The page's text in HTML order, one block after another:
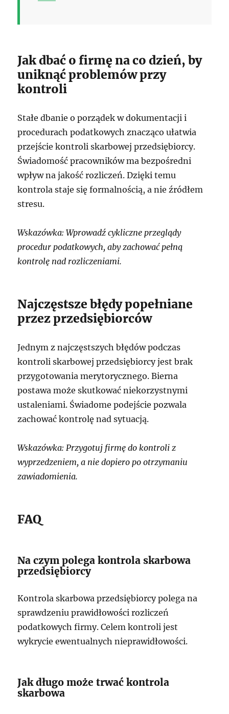
Jak dbać o firmę na co dzień, by
uniknąć problemów przy
kontroli
Stałe dbanie o porządek w dokumentacji i
procedurach podatkowych znacząco ułatwia
przejście kontroli skarbowej przedsiębiorcy.
Świadomość pracowników ma bezpośredni
wpływ na jakość rozliczeń. Dzięki temu
kontrola staje się formalnością, a nie źródłem
stresu.
Wskazówka: Wprowadź cykliczne przeglądy
procedur podatkowych, aby zachować pełną
kontrolę nad rozliczeniami.
Najczęstsze błędy popełniane
przez przedsiębiorców
Jednym z najczęstszych błędów podczas
kontroli skarbowej przedsiębiorcy jest brak
przygotowania merytorycznego. Bierna
postawa może skutkować niekorzystnymi
ustaleniami. Świadome podejście pozwala
zachować kontrolę nad sytuacją.
Wskazówka: Przygotuj firmę do kontroli z
wyprzedzeniem, a nie dopiero po otrzymaniu
zawiadomienia.
FAQ
Na czym polega kontrola skarbowa
przedsiębiorcy
Kontrola skarbowa przedsiębiorcy polega na
sprawdzeniu prawidłowości rozliczeń
podatkowych firmy. Celem kontroli jest
wykrycie ewentualnych nieprawidłowości.
Jak długo może trwać kontrola
skarbowa